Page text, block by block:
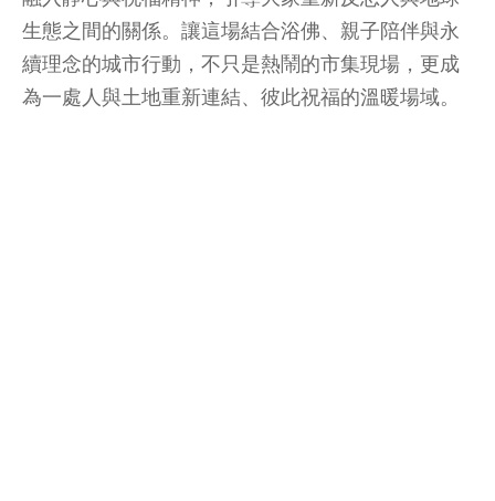
生態之間的關係。讓這場結合浴佛、親子陪伴與永
續理念的城市行動，不只是熱鬧的市集現場，更成
為一處人與土地重新連結、彼此祝福的溫暖場域。